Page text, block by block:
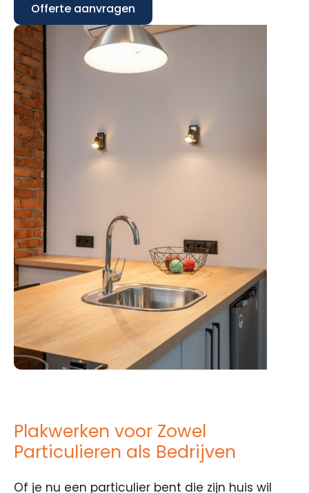
Offerte aanvragen
Plakwerken voor Zowel
Particulieren als Bedrijven
Of je nu een particulier bent die zijn huis wil